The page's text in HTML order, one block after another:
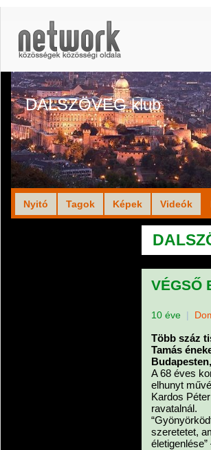
DALSZÖVEG klub
Nyitó Tagok Képek Videók
VÉGSŐ
10 éve |
Több száz
Tamás
A 68 éves
elhunyt
Kardos
ravatalnál.
szeretetet,